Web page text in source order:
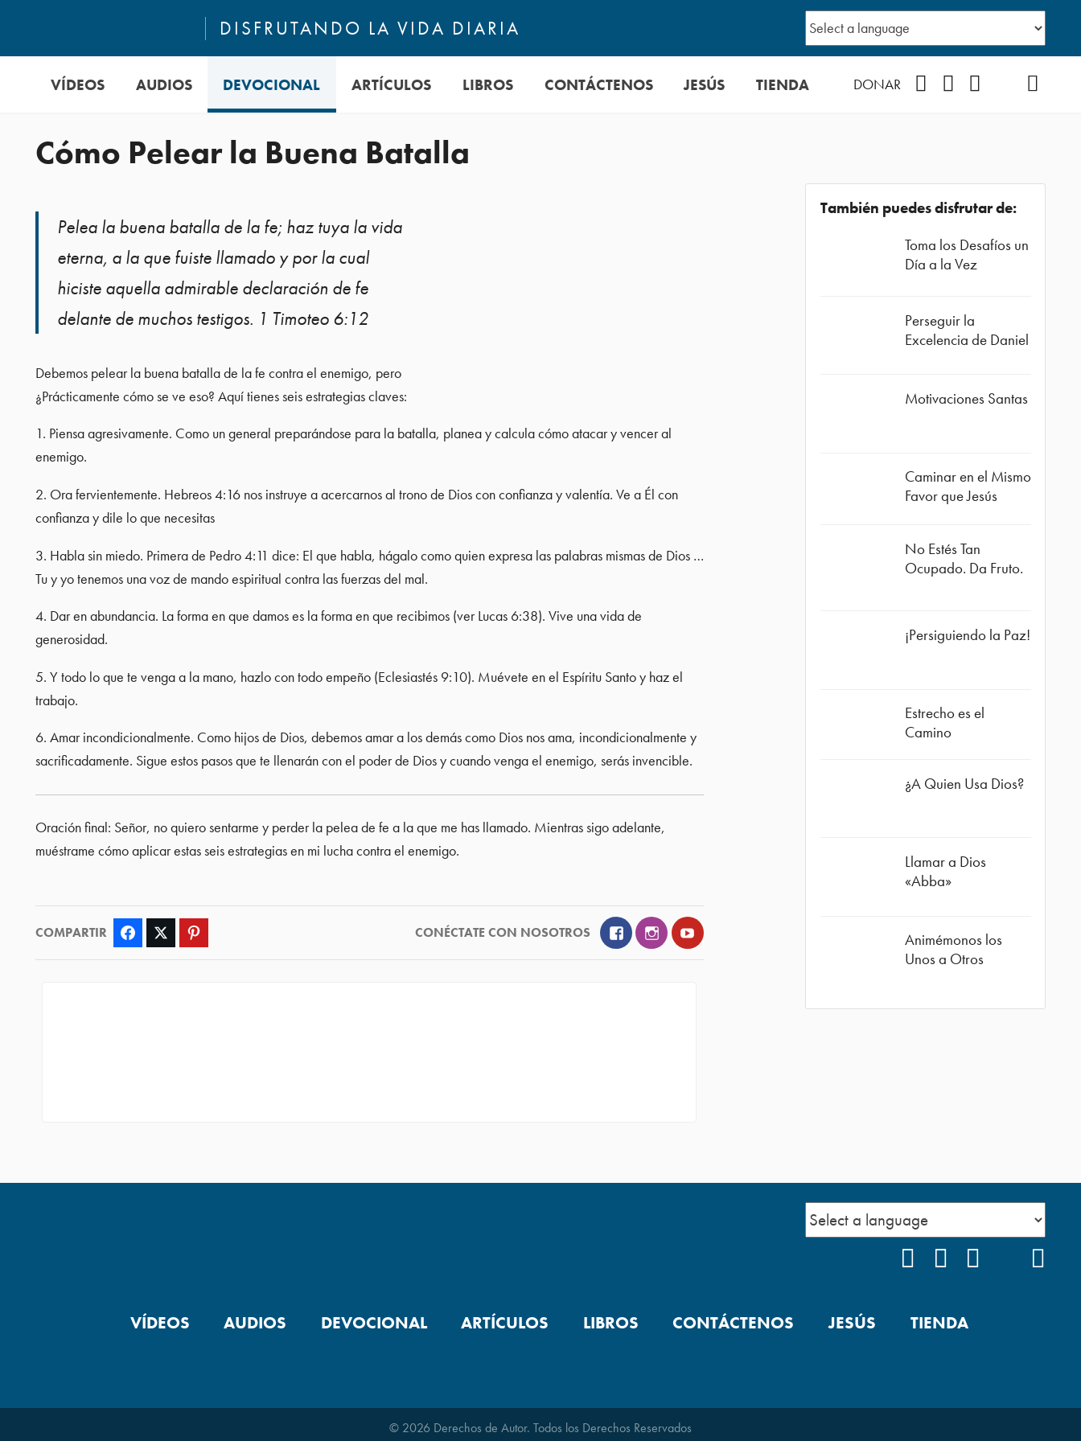
DISFRUTANDO LA VIDA DIARIA
VÍDEOS AUDIOS DEVOCIONAL ARTÍCULOS LIBROS CONTÁCTENOS JESÚS TIENDA DONAR
Cómo Pelear la Buena Batalla
Pelea la buena batalla de la fe; haz tuya la vida
eterna, a la que fuiste llamado y por la cual
hiciste aquella admirable declaración de fe
delante de muchos testigos. 1 Timoteo 6:12
Debemos pelear la buena batalla de la fe contra el enemigo, pero
¿Prácticamente cómo se ve eso? Aquí tienes seis estrategias claves:
1. Piensa agresivamente. Como un general preparándose para la batalla, planea y calcula cómo atacar y vencer al
enemigo.
2. Ora fervientemente. Hebreos 4:16 nos instruye a acercarnos al trono de Dios con confianza y valentía. Ve a Él con
confianza y dile lo que necesitas
3. Habla sin miedo. Primera de Pedro 4:11 dice: El que habla, hágalo como quien expresa las palabras mismas de Dios …
Tu y yo tenemos una voz de mando espiritual contra las fuerzas del mal.
4. Dar en abundancia. La forma en que damos es la forma en que recibimos (ver Lucas 6:38). Vive una vida de
generosidad.
5. Y todo lo que te venga a la mano, hazlo con todo empeño (Eclesiastés 9:10). Muévete en el Espíritu Santo y haz el
trabajo.
6. Amar incondicionalmente. Como hijos de Dios, debemos amar a los demás como Dios nos ama, incondicionalmente y
sacrificadamente. Sigue estos pasos que te llenarán con el poder de Dios y cuando venga el enemigo, serás invencible.
Oración final: Señor, no quiero sentarme y perder la pelea de fe a la que me has llamado. Mientras sigo adelante,
muéstrame cómo aplicar estas seis estrategias en mi lucha contra el enemigo.
COMPARTIR Facebook Twitter CONÉCTATE CON NOSOTROS FacebookInstagramYouTube
También puedes disfrutar de:
Toma los Desafíos un
Día a la Vez
Perseguir la
Excelencia de Daniel
Motivaciones Santas
Caminar en el Mismo
Favor que Jesús
No Estés Tan
Ocupado. Da Fruto.
¡Persiguiendo la Paz!
Estrecho es el
Camino
¿A Quien Usa Dios?
Llamar a Dios
«Abba»
Animémonos los
Unos a Otros
VÍDEOS AUDIOS DEVOCIONAL ARTÍCULOS LIBROS CONTÁCTENOS JESÚS TIENDA
© 2026 Derechos de Autor. Todos los Derechos Reservados